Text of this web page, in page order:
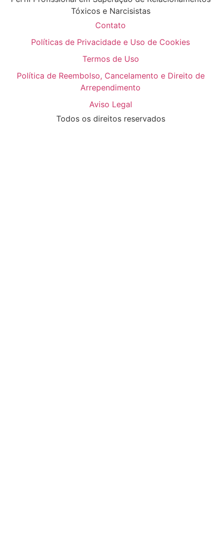
Tóxicos e Narcisistas
Contato
Políticas de Privacidade e Uso de Cookies
Termos de Uso
Política de Reembolso, Cancelamento e Direito de
Arrependimento
Aviso Legal
Todos os direitos reservados